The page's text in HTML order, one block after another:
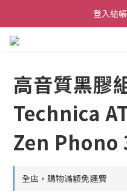
登入結
高音質黑膠
Technica
Zen Phono
全店，購物滿額免運費